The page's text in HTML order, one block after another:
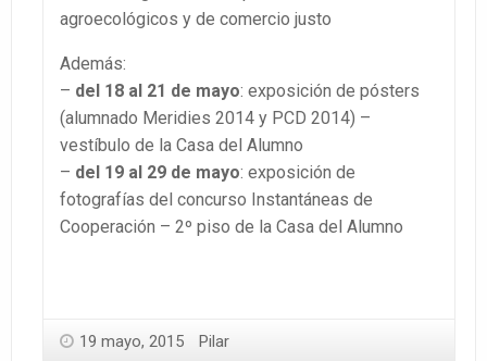
agroecológicos y de comercio justo
Además:
– del 18 al 21 de mayo: exposición de pósters
(alumnado Meridies 2014 y PCD 2014) –
vestíbulo de la Casa del Alumno
– del 19 al 29 de mayo: exposición de
fotografías del concurso Instantáneas de
Cooperación – 2º piso de la Casa del Alumno
19 mayo, 2015 Pilar